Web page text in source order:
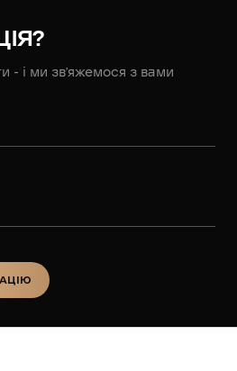
- і ми зв’яжемося з вами